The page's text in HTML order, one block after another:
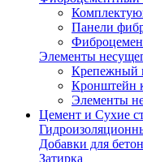
Панели
Элементы
Крепежный
Кронштейн
Элементы
Цемент и Сухие
Добавки для
Затирка